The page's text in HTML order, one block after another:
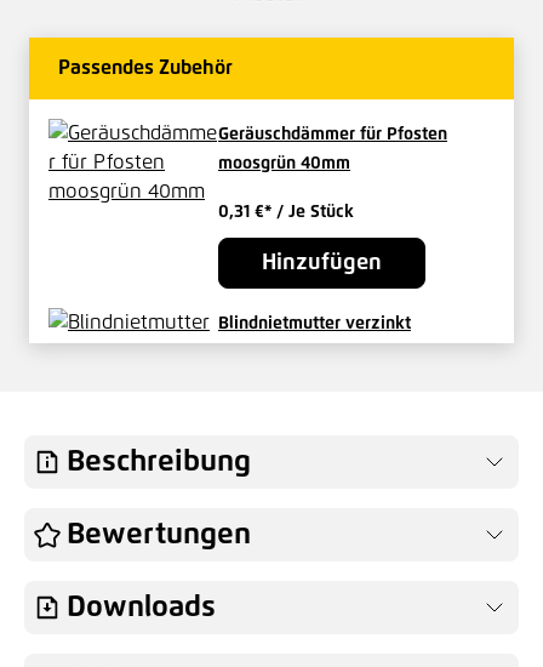
Passendes Zubehör
Geräuschdämmer für Pfosten
moosgrün 40mm
0,31 €* / Je Stück
Hinzufügen
Blindnietmutter verzinkt
Hinzufügen
mm grün
Beschreibung
Bewertungen
Downloads